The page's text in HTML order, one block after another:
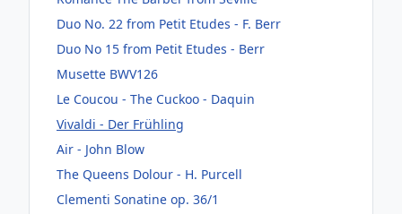
Duo No. 22 from Petit Etudes - F. Berr
Duo No 15 from Petit Etudes - Berr
Musette BWV126
Le Coucou - The Cuckoo - Daquin
Vivaldi - Der Frühling
Air - John Blow
The Queens Dolour - H. Purcell
Clementi Sonatine op. 36/1